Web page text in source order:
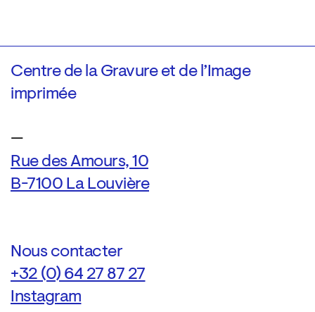
Centre de la Gravure et de l’Image
imprimée
—
Rue des Amours, 10
B-7100 La Louvière
Nous contacter
+32 (0) 64 27 87 27
Instagram